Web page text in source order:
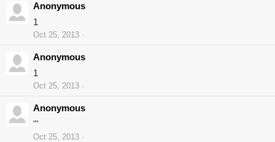
Anonymous
1
Oct 25, 2013
Anonymous
1
Oct 25, 2013
Anonymous
'"
Oct 25, 2013